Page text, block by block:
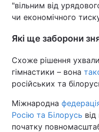
"вільним від
чи економічного
Які ще заборони
Схоже рішення
гімнастики – вона
російських та
Міжнародна
Росію та Білорусь
початку